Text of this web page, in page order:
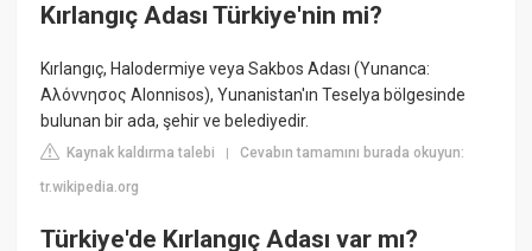
Kırlangıç Adası Türkiye'nin mi?
Kırlangıç, Halodermiye veya Sakbos Adası (Yunanca:
Αλόννησος Alonnisos), Yunanistan'ın Teselya bölgesinde
bulunan bir ada, şehir ve belediyedir.
Kaynak kaldırma talebi |Cevabın tamamını burada okuyun:
tr.wikipedia.org
Türkiye'de Kırlangıç Adası var mı?